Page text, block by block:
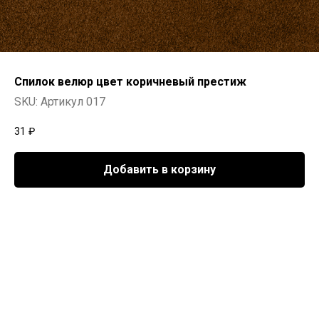
Спилок велюр цвет коричневый престиж
SKU: Артикул 017
31 ₽
Добавить в корзину